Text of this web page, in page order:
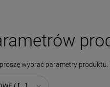
wybrać parametry